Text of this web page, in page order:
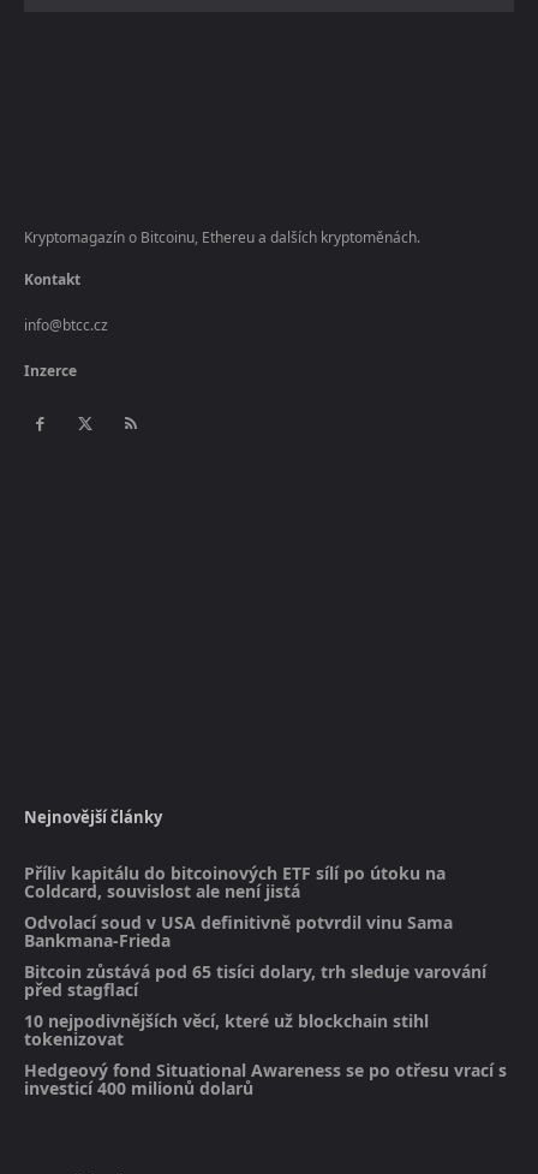
Kryptomagazín o Bitcoinu, Ethereu a dalších kryptoměnách.
Kontakt
info@btcc.cz
Inzerce
Nejnovější články
Příliv kapitálu do bitcoinových ETF sílí po útoku na
Coldcard, souvislost ale není jistá
Odvolací soud v USA definitivně potvrdil vinu Sama
Bankmana-Frieda
Bitcoin zůstává pod 65 tisíci dolary, trh sleduje varování
před stagflací
10 nejpodivnějších věcí, které už blockchain stihl
tokenizovat
Hedgeový fond Situational Awareness se po otřesu vrací s
investicí 400 milionů dolarů